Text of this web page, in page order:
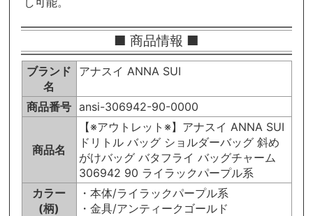
■ 商品情報 ■
ブランド
名
アナスイ ANNA SUI
商品番号 ansi-306942-90-0000
商品名
【※アウトレット※】アナスイ ANNA SUI
ドリトル バッグ ショルダーバッグ 斜め
がけバッグ バタフライ バッグチャーム
306942 90 ライラックパープル系
カラー
(柄)
・本体/ライラックパープル系
・金具/アンティークゴールド